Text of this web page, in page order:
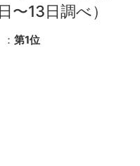
〜13日調べ）
： 第1位